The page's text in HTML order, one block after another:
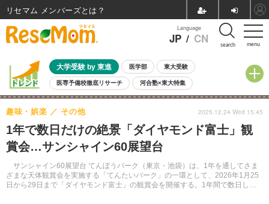
menu
Language
JP / CN search
大学受験 by 東進 医学部 東大受験
医専予備校徹底リサーチ 河合塾×東大特集
親子で考える大学選び 高校受験 中学受験 小学校受験
共通テスト 夏休み
8月開催イベント・WS 全国公立高校 過去問 人気記事
自由研究教材（小学生向け） 自由研究教材（中学生向け）
1年で数日だけの絶景「ダイヤモンド富士」観
賞会…サンシャイン60展望台
サンシャイン60展望台 てんぼうパーク（東京・池袋）は、1年を通してさま
ざまな天体観賞会を実施する「てんたいパーク」の一環として、2026年1月25
日から29日まで「ダイヤモンド富士」の観賞会を開催する。1年間で数日しか
趣味・娯楽 その他 2025.12.24 Wed 15:45
リセマム メンバーズ